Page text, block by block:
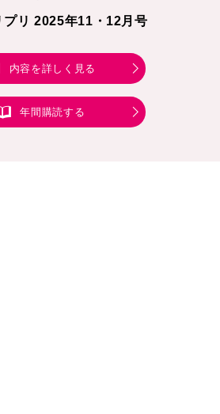
リ 2025年11・12月号
内容を詳しく見る
年間購読する